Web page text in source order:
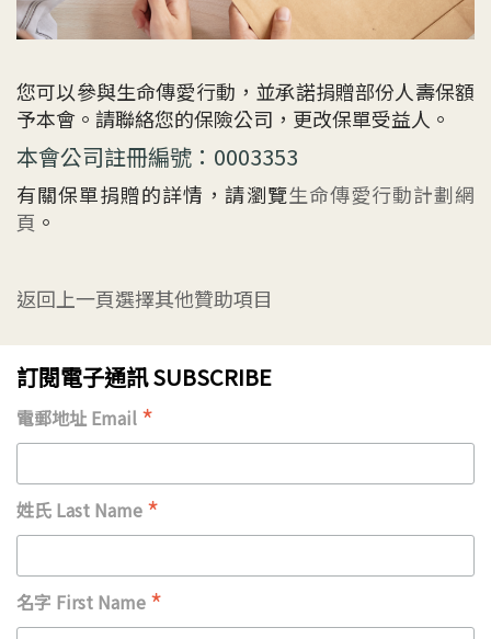
您可以參與生命傳愛行動，並承諾捐贈部份人壽保額
予本會。請聯絡您的保險公司，更改保單受益人。
本會公司註冊編號：0003353
有關保單捐贈的詳情，請瀏覽生命傳愛行動計劃網
頁 。
返回上一頁選擇其他贊助項目
訂閱電子通訊 SUBSCRIBE
電郵地址 Email *
姓氏 Last Name *
名字 First Name *